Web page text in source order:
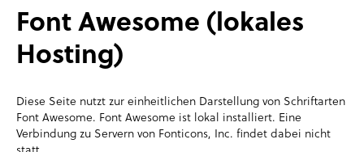
Font Awesome (lokales
Hosting)
Diese Seite nutzt zur einheitlichen Darstellung von Schriftarten
Font Awesome. Font Awesome ist lokal installiert. Eine
Verbindung zu Servern von Fonticons, Inc. findet dabei nicht